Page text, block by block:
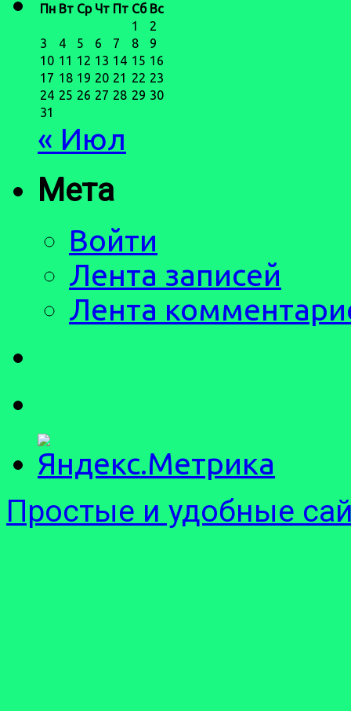
Пн Вт Ср Чт Пт Сб Вс
1
2
3
4 5 6 7 8
9
10 11 12 13 14 15 16
17 18 19 20 21 22 23
24 25 26 27 28 29 30
31
« Июл
Мета
Войти
Лента записей
Лента
Простые и удобные